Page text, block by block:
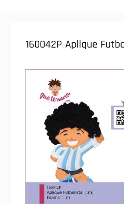
160042P Aplique